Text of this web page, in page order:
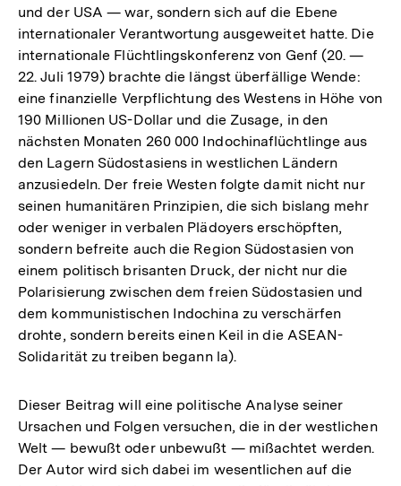
und der USA — war, sondern sich auf die Ebene
internationaler Verantwortung ausgeweitet hatte. Die
internationale Flüchtlingskonferenz von Genf (20. —
22. Juli 1979) brachte die längst überfällige Wende:
eine finanzielle Verpflichtung des Westens in Höhe von
190 Millionen US-Dollar und die Zusage, in den
nächsten Monaten 260 000 Indochinaflüchtlinge aus
den Lagern Südostasiens in westlichen Ländern
anzusiedeln. Der freie Westen folgte damit nicht nur
seinen humanitären Prinzipien, die sich bislang mehr
oder weniger in verbalen Plädoyers erschöpften,
sondern befreite auch die Region Südostasien von
einem politisch brisanten Druck, der nicht nur die
Polarisierung zwischen dem freien Südostasien und
dem kommunistischen Indochina zu verschärfen
drohte, sondern bereits einen Keil in die ASEAN-
Solidarität zu treiben begann la).
Dieser Beitrag will eine politische Analyse seiner
Ursachen und Folgen versuchen, die in der westlichen
Welt — bewußt oder unbewußt — mißachtet werden.
Der Autor wird sich dabei im wesentlichen auf die